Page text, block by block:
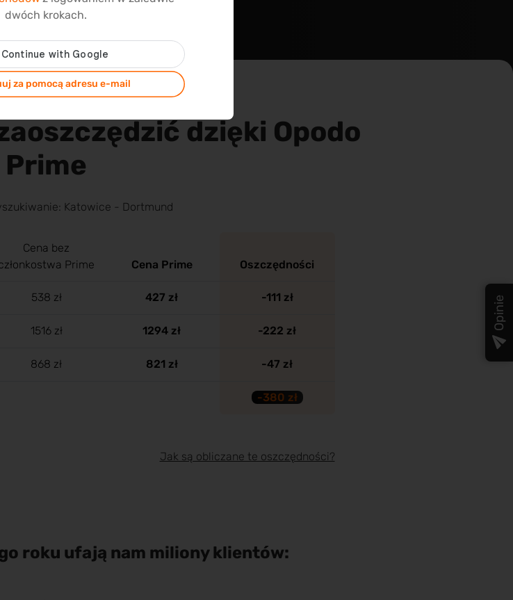
dzięki Opodo
Prime
Katowice - Dortmund
Cena bez
Prime
Cena Prime Oszczędności
538 zł 427 zł -111 zł
1516 zł 1294 zł -222 zł
868 zł 821 zł -47 zł
-380 zł
Jak są obliczane te oszczędności?
roku ufają nam miliony klientów:
Opinie
dwóch krokach.
za pomocą adresu e-mail